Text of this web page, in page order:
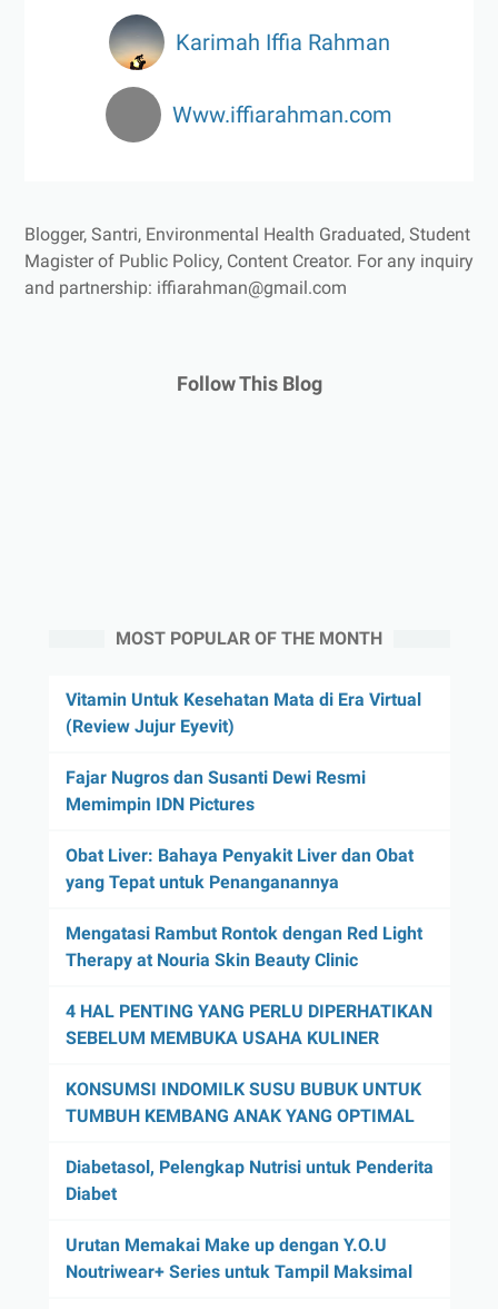
Karimah Iffia Rahman
Www.iffiarahman.com
Blogger, Santri, Environmental Health Graduated, Student
Magister of Public Policy, Content Creator. For any inquiry
and partnership: iffiarahman@gmail.com
Follow This Blog
MOST POPULAR OF THE MONTH
Vitamin Untuk Kesehatan Mata di Era Virtual
(Review Jujur Eyevit)
Fajar Nugros dan Susanti Dewi Resmi
Memimpin IDN Pictures
Obat Liver: Bahaya Penyakit Liver dan Obat
yang Tepat untuk Penanganannya
Mengatasi Rambut Rontok dengan Red Light
Therapy at Nouria Skin Beauty Clinic
4 HAL PENTING YANG PERLU DIPERHATIKAN
SEBELUM MEMBUKA USAHA KULINER
KONSUMSI INDOMILK SUSU BUBUK UNTUK
TUMBUH KEMBANG ANAK YANG OPTIMAL
Diabetasol, Pelengkap Nutrisi untuk Penderita
Diabet
Urutan Memakai Make up dengan Y.O.U
Noutriwear+ Series untuk Tampil Maksimal